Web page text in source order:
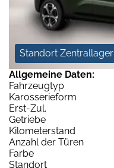
Standort Zentrallager
Allgemeine Daten:
Fahrzeugtyp
Karosserieform
Erst-Zul.
Getriebe
Kilometerstand
Anzahl der Türen
Farbe
Standort